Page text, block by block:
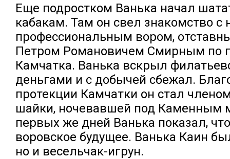
Еще подростком Ванька начал
кабакам. Там он свел знакомство с
профессиональным вором,
Петром Романовичем Смирным по
Камчатка. Ванька вскрыл
деньгами и с добычей сбежал.
протекции Камчатки он стал
шайки, ночевавшей под Каменным
первых же дней Ванька показал,
воровское будущее. Ванька Каин
но и весельчак-игрун.